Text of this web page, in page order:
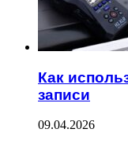
Как
записи
09.04.2026